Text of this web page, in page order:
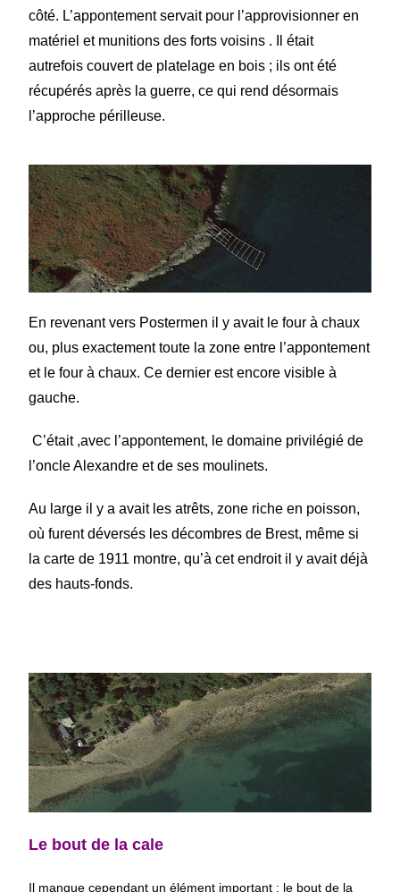
côté. L’appontement servait pour l’approvisionner en
matériel et munitions des forts voisins . Il était
autrefois couvert de platelage en bois ; ils ont été
récupérés après la guerre, ce qui rend désormais
l’approche périlleuse.
En revenant vers Postermen il y avait le four à chaux
ou, plus exactement toute la zone entre l’appontement
et le four à chaux. Ce dernier est encore visible à
gauche.
C’était ,avec l’appontement, le domaine privilégié de
l’oncle Alexandre et de ses moulinets.
Au large il y a avait les atrêts, zone riche en poisson,
où furent déversés les décombres de Brest, même si
la carte de 1911 montre, qu’à cet endroit il y avait déjà
des hauts-fonds.
Le bout de la cale
Il manque cependant un élément important : le bout de la